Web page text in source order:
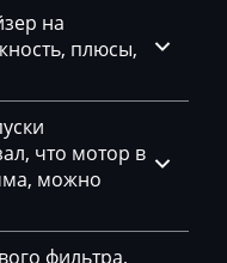
на
плюсы,
что мотор в
можно
фильтра,